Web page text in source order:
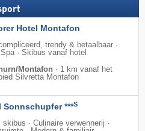
Hotel Montafon
trendy & betaalbaar ·
· Skibus vanaf hotel
Montafon · 1 km vanaf het
Silvretta Montafon
Sonnschupfer ***S
skibus · Culinaire verwennerij ·